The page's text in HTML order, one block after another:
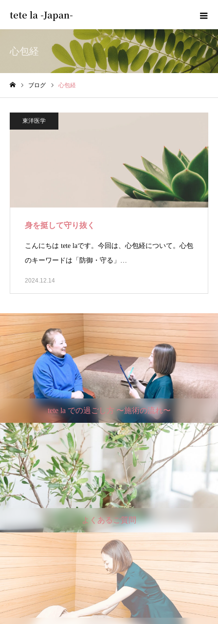
tete la -Japan-
心包経
ブログ 心包経
東洋医学
身を挺して守り抜く
こんにちは tete laです。今回は、心包経について。心包
のキーワードは「防御・守る」…
2024.12.14
tete la での過ごし方 〜施術の流れ〜
よくあるご質問